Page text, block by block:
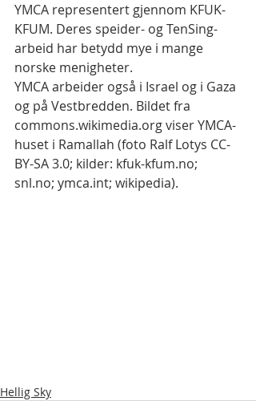
YMCA representert gjennom KFUK-
KFUM. Deres speider- og TenSing-
arbeid har betydd mye i mange
norske menigheter.
YMCA arbeider også i Israel og i Gaza
og på Vestbredden. Bildet fra
commons.wikimedia.org viser YMCA-
huset i Ramallah (foto Ralf Lotys CC-
BY-SA 3.0; kilder: kfuk-kfum.no;
snl.no; ymca.int; wikipedia).
Hellig Sky